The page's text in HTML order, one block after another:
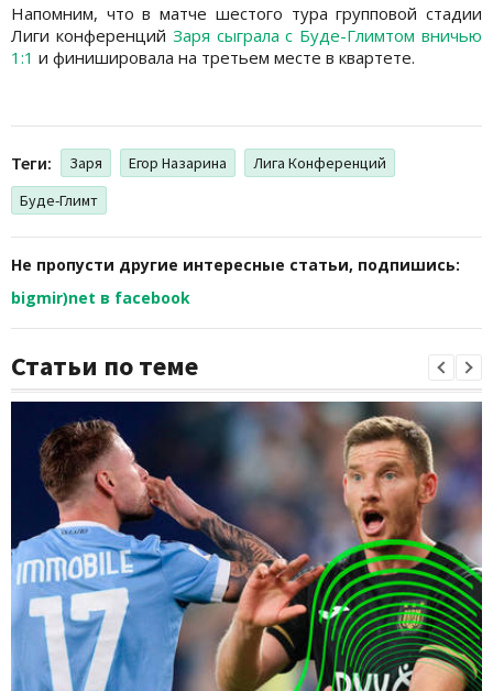
Напомним, что в матче шестого тура групповой стадии
Лиги конференций Заря сыграла с Буде-Глимтом вничью
1:1 и финишировала на третьем месте в квартете.
Теги: Заря Егор Назарина
Лига Конференций
Буде-Глимт
Не пропусти другие интересные статьи, подпишись:
bigmir)net в facebook
Статьи по теме